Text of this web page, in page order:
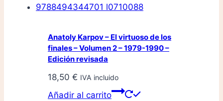
Anatoly Karpov – El virtuoso de los
finales – Volumen 2 – 1979-1990 –
Edición revisada
18,50 € IVA incluido
Añadir al carrito